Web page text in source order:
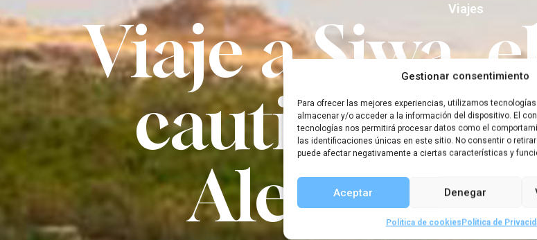
Gestionar consentimiento
Para ofrecer las mejores experiencias, utilizamos
almacenar y/o acceder a la información del dispositivo. El
tecnologías nos permitirá procesar datos como el
las identificaciones únicas en este sitio. No consentir o
puede afectar negativamente a ciertas características y
Aceptar Denegar
Política de cookiesPolítica de
Viajes
Viaje a Siwa,
cautivó a
Alejandro